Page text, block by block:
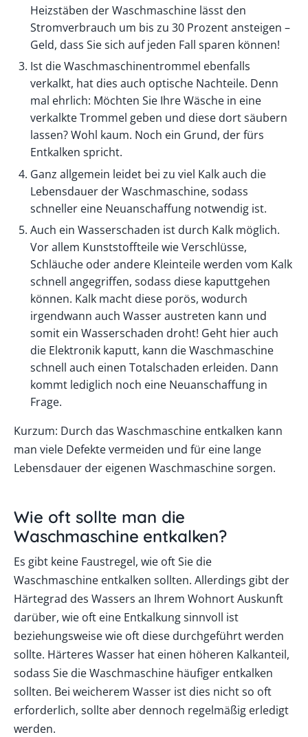
Heizstäben der Waschmaschine lässt den
Stromverbrauch um bis zu 30 Prozent ansteigen –
Geld, dass Sie sich auf jeden Fall sparen können!
Ist die Waschmaschinentrommel ebenfalls
verkalkt, hat dies auch optische Nachteile. Denn
mal ehrlich: Möchten Sie Ihre Wäsche in eine
verkalkte Trommel geben und diese dort säubern
lassen? Wohl kaum. Noch ein Grund, der fürs
Entkalken spricht.
Ganz allgemein leidet bei zu viel Kalk auch die
Lebensdauer der Waschmaschine, sodass
schneller eine Neuanschaffung notwendig ist.
Auch ein Wasserschaden ist durch Kalk möglich.
Vor allem Kunststoffteile wie Verschlüsse,
Schläuche oder andere Kleinteile werden vom Kalk
schnell angegriffen, sodass diese kaputtgehen
können. Kalk macht diese porös, wodurch
irgendwann auch Wasser austreten kann und
somit ein Wasserschaden droht! Geht hier auch
die Elektronik kaputt, kann die Waschmaschine
schnell auch einen Totalschaden erleiden. Dann
kommt lediglich noch eine Neuanschaffung in
Frage.
Kurzum: Durch das Waschmaschine entkalken kann
man viele Defekte vermeiden und für eine lange
Lebensdauer der eigenen Waschmaschine sorgen.
Wie oft sollte man die
Waschmaschine entkalken?
Es gibt keine Faustregel, wie oft Sie die
Waschmaschine entkalken sollten. Allerdings gibt der
Härtegrad des Wassers an Ihrem Wohnort Auskunft
darüber, wie oft eine Entkalkung sinnvoll ist
beziehungsweise wie oft diese durchgeführt werden
sollte. Härteres Wasser hat einen höheren Kalkanteil,
sodass Sie die Waschmaschine häufiger entkalken
sollten. Bei weicherem Wasser ist dies nicht so oft
erforderlich, sollte aber dennoch regelmäßig erledigt
werden.